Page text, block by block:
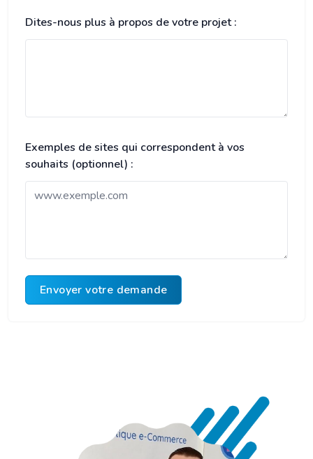
Dites-nous plus à propos de votre projet :
Exemples de sites qui correspondent à vos
souhaits (optionnel) :
Envoyer votre demande